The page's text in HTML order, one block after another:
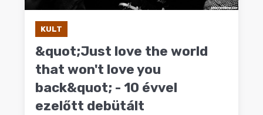
KULT
&quot;Just love the world
that won't love you
back&quot; - 10 évvel
ezelőtt debütált